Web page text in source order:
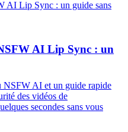
AI Lip Sync : un
NSFW AI et un guide rapide
des vidéos de
secondes sans vous